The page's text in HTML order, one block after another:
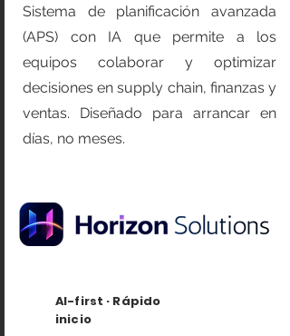
Sistema de planificación avanzada
(APS) con IA que permite a los
equipos colaborar y optimizar
decisiones en supply chain, finanzas y
ventas. Diseñado para arrancar en
días, no meses.
AI-first · Rápido
inicio